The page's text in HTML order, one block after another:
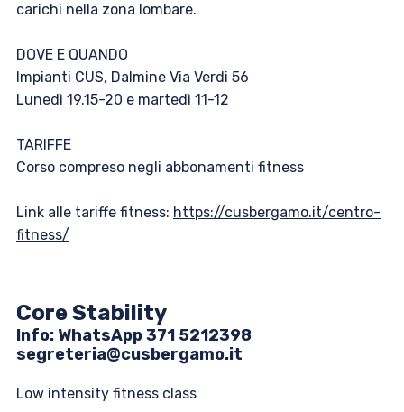
carichi nella zona lombare.
DOVE E QUANDO
Impianti CUS, Dalmine Via Verdi 56
Lunedì 19.15-20 e martedì 11-12
TARIFFE
Corso compreso negli abbonamenti fitness
Link alle tariffe fitness: https://cusbergamo.it/centro-
fitness/
Core Stability
Info: ​WhatsApp 371 5212398
segreteria@cusbergamo.it
Low intensity fitness class